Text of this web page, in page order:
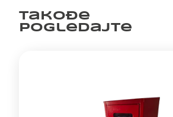
Takođe
pogledajte